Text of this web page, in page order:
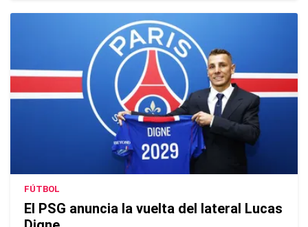
FÚTBOL
El PSG anuncia la vuelta del lateral Lucas